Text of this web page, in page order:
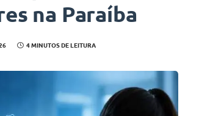
na Paraíba
4 MINUTOS DE LEITURA